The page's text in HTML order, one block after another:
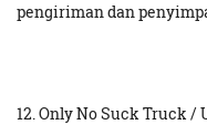
pengiriman dan
12. Only No Suck Truck /